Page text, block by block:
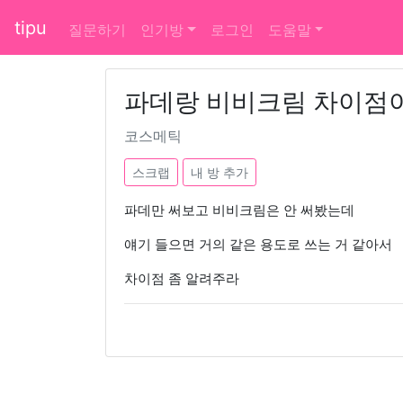
tipu 질문하기 인기방 로그인 도움말
파데랑 비비크림 차이점
코스메틱
스크랩 내 방 추가
파데만 써보고 비비크림은 안 써봤는데
얘기 들으면 거의 같은 용도로 쓰는 거 같아서
차이점 좀 알려주라